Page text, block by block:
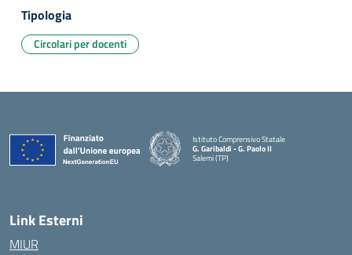
Tipologia
Circolari per docenti
Istituto Comprensivo Statale
G. Garibaldi - G. Paolo II
Salemi (TP)
Link Esterni
MIUR